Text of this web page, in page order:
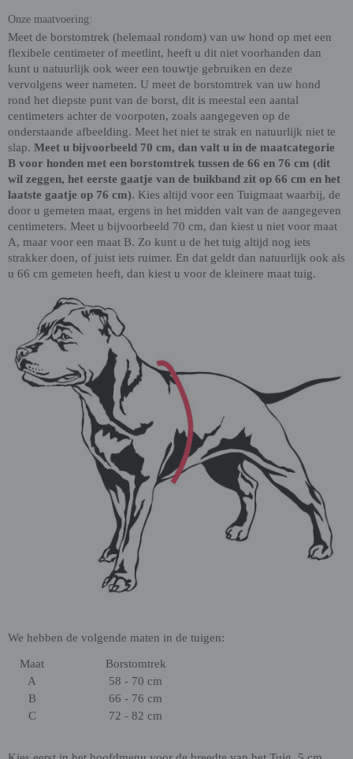
Onze maatvoering:
Meet de borstomtrek (helemaal rondom) van uw hond op met een
flexibele centimeter of meetlint, heeft u dit niet voorhanden dan
kunt u natuurlijk ook weer een touwtje gebruiken en deze
vervolgens weer nameten. U meet de borstomtrek van uw hond
rond het diepste punt van de borst, dit is meestal een aantal
centimeters achter de voorpoten, zoals aangegeven op de
onderstaande afbeelding. Meet het niet te strak en natuurlijk niet te
slap. Meet u bijvoorbeeld 70 cm, dan valt u in de maatcategorie
B voor honden met een borstomtrek tussen de 66 en 76 cm (dit
wil zeggen, het eerste gaatje van de buikband zit op 66 cm en het
laatste gaatje op 76 cm). Kies altijd voor een Tuigmaat waarbij, de
door u gemeten maat, ergens in het midden valt van de aangegeven
centimeters. Meet u bijvoorbeeld 70 cm, dan kiest u niet voor maat
A, maar voor een maat B. Zo kunt u de het tuig altijd nog iets
strakker doen, of juist iets ruimer. En dat geldt dan natuurlijk ook als
u 66 cm gemeten heeft, dan kiest u voor de kleinere maat tuig.
We hebben de volgende maten in de tuigen:
Maat
Borstomtrek
A
58 - 70 cm
B
66 - 76 cm
C
72 - 82 cm